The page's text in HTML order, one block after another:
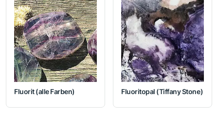
Fluorit (alle Farben) Fluoritopal (Tiffany Stone)